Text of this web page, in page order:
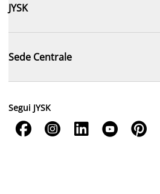
JYSK
Sede Centrale
Segui JYSK
    